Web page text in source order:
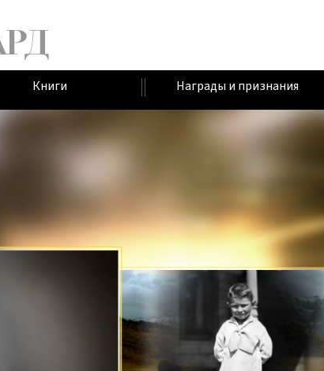
Книги Награды и признания
А
В
О
У
Н
В
П
Е
С
Т
В
Н
Н
И
Д
Ь
И
Й
В
О
С
О
К
Р
Н
Д
Ы